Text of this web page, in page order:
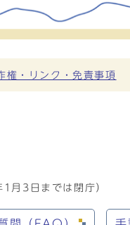
権・リンク・免責事項
月3日までは閉庁）